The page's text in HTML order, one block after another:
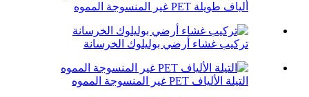
ألياف طويلة PET غير المنسوجة المموه
تركيب غشاء أرضي بوليلوك الخرسانة
التيلة الألياف PET غير المنسوجة المموه